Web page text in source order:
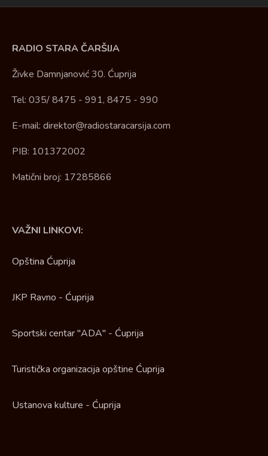
RADIO STARA ČARŠIJA
Živke Damnjanović 30. Ćuprija
Tel: 035/ 8475 - 991, 8475 - 990
E-mail: direktor@radiostaracarsija.com
PIB: 101372002
Matični broj: 17285866
VAŽNI LINKOVI:
Opština Ćuprija
JKP Ravno - Ćuprija
Sportski centar "ADA" - Ćuprija
Turistička organizacija opštine Ćuprija
Ustanova kulture - Ćuprija